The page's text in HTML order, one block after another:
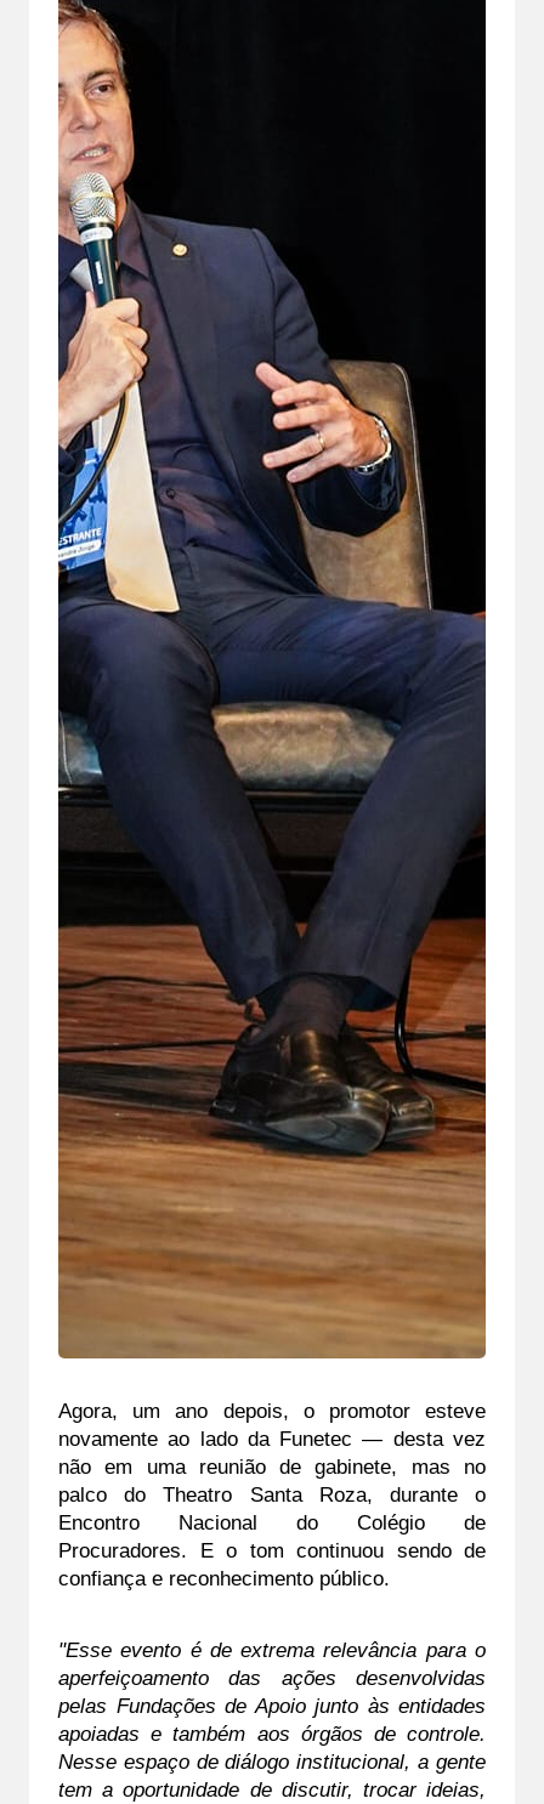
Agora, um ano depois, o promotor esteve
novamente ao lado da Funetec — desta vez
não em uma reunião de gabinete, mas no
palco do Theatro Santa Roza, durante o
Encontro Nacional do Colégio de
Procuradores. E o tom continuou sendo de
confiança e reconhecimento público.
"Esse evento é de extrema relevância para o
aperfeiçoamento das ações desenvolvidas
pelas Fundações de Apoio junto às entidades
apoiadas e também aos órgãos de controle.
Nesse espaço de diálogo institucional, a gente
tem a oportunidade de discutir, trocar ideias,